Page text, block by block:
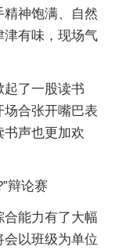
神饱满、自然
津有味，现场气
了一股读书
合张开嘴巴表
书声也更加欢
辩论赛
能力有了大幅
会以班级为单位